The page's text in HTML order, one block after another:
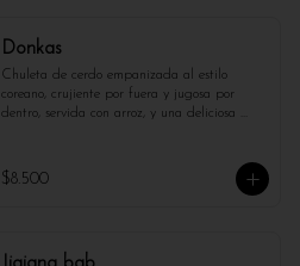
Donkas
Chuleta de cerdo empanizada al estilo
coreano, crujiente por fuera y jugosa por
dentro, servida con arroz, y una deliciosa
$8.500